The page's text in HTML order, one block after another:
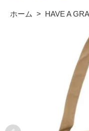
ホーム > HAVE A